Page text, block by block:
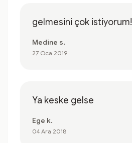
gelmesini çok istiyorum!
Medine s.
27 Oca 2019
Ya keske gelse
Ege k.
04 Ara 2018